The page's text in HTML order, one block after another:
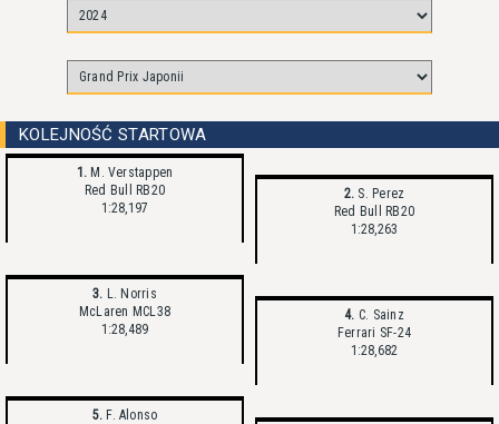
KOLEJNOŚĆ STARTOWA
1. M. Verstappen
Red Bull RB20
1:28,197
2. S. Perez
Red Bull RB20
1:28,263
3. L. Norris
McLaren MCL38
1:28,489
4. C. Sainz
Ferrari SF-24
1:28,682
5. F. Alonso